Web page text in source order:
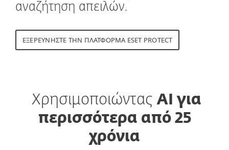
αναζήτηση απειλών.
ΕΞΕΡΕΥΝΉΣΤΕ ΤΗΝ ΠΛΑΤΦΟΡΜΑ ESET PROTECT
ΧρησιμοποιώνταςAI για
περισσότερα από 25
χρόνια